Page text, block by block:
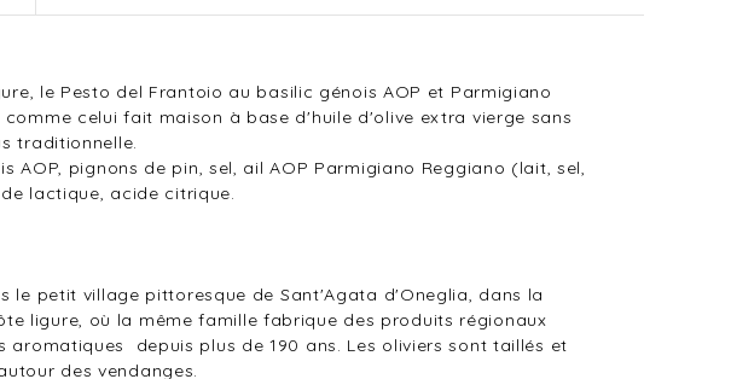
le Pesto del Frantoio au basilic génois AOP et Parmigiano
celui fait maison à base d'huile d'olive extra vierge sans
traditionnelle.
AOP, pignons de pin, sel, ail AOP Parmigiano Reggiano (lait, sel,
lactique, acide citrique.
le petit village pittoresque de Sant'Agata d'Oneglia, dans la
ligure, où la même famille fabrique des produits régionaux
aromatiques depuis plus de 190 ans. Les oliviers sont taillés et
des vendanges.